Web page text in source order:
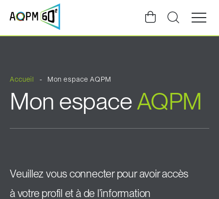
Ouvrir
la
du
Accueil Mon espace AQPM
Mon espaceAQPM
Veuillez vous connecter pour avoir accès
à votre profil et à de l’information